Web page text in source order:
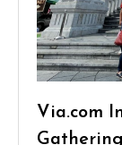
Via.com